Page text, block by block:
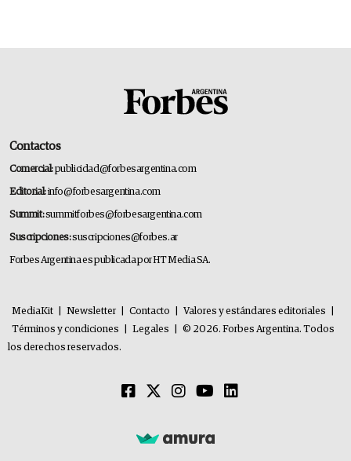
Contactos
Comercial:publicidad@forbesargentina.com
Editorial:info@forbesargentina.com
Summit:summitforbes@forbesargentina.com
Suscripciones:suscripciones@forbes.ar
Forbes Argentina es publicada por HT Media SA.
MediaKit Newsletter Contacto Valores y estándares editoriales
Términos y condiciones
Legales
© 2026. Forbes Argentina. Todos
los derechos reservados.